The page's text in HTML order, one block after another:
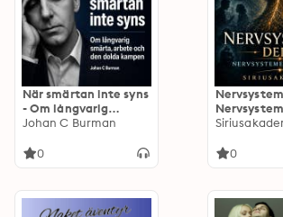
När smärtan inte syns
- Om långvarig
smärta, arbete och
Johan C Burman
0
minne
0